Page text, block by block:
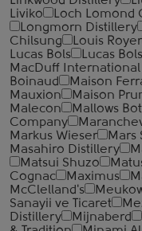
Liviko
Loch Lomond
Longmorn Distillery
Chilsung
Louis Royer
Lucas Bols
Lucas
MacDuff International
Boinaud
Maison
Mauxion
Maison
Malecon
Mallows
Company
Markus Wieser
Mars
Masahiro Distillery
Matsui Shuzo
Cognac
Maximus
McClelland's
Sanayii ve Ticaret
Distillery
Mijnaberd